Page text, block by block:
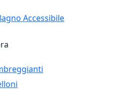
Accessibile